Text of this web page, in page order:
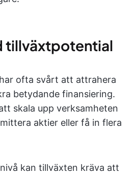
tillväxtpotential
ofta svårt att attrahera
betydande finansiering.
skala upp verksamheten
aktier eller få in flera
kan tillväxten kräva att